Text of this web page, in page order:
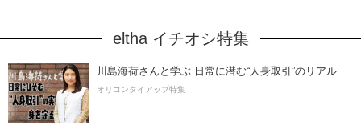
eltha イチオシ特集
川島海荷さんと学ぶ 日常に潜む“人身取引”のリアル
オリコンタイアップ特集